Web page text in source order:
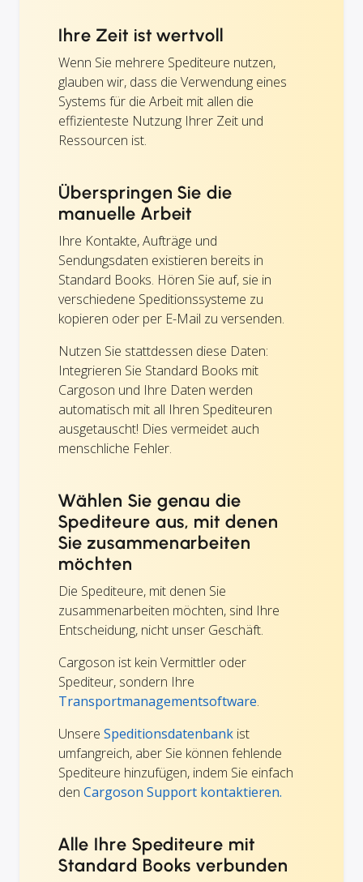
Ihre Zeit ist wertvoll
Wenn Sie mehrere Spediteure nutzen,
glauben wir, dass die Verwendung eines
Systems für die Arbeit mit allen die
effizienteste Nutzung Ihrer Zeit und
Ressourcen ist.
Überspringen Sie die
manuelle Arbeit
Ihre Kontakte, Aufträge und
Sendungsdaten existieren bereits in
Standard Books. Hören Sie auf, sie in
verschiedene Speditionssysteme zu
kopieren oder per E-Mail zu versenden.
Nutzen Sie stattdessen diese Daten:
Integrieren Sie Standard Books mit
Cargoson und Ihre Daten werden
automatisch mit all Ihren Spediteuren
ausgetauscht! Dies vermeidet auch
menschliche Fehler.
Wählen Sie genau die
Spediteure aus, mit denen
Sie zusammenarbeiten
möchten
Die Spediteure, mit denen Sie
zusammenarbeiten möchten, sind Ihre
Entscheidung, nicht unser Geschäft.
Cargoson ist kein Vermittler oder
Spediteur, sondern Ihre
Transportmanagementsoftware.
Unsere Speditionsdatenbank ist
umfangreich, aber Sie können fehlende
Spediteure hinzufügen, indem Sie einfach
den Cargoson Support kontaktieren.
Alle Ihre Spediteure mit
Standard Books verbunden